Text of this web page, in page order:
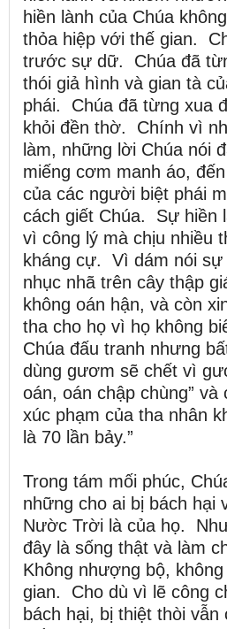
hiền lành của Chúa
thỏa hiệp với thế gian.
trước sự dữ. Chúa đã
thói giả hình và gian tà
phái. Chúa đã từng xua
khỏi đền thờ. Chính vì
làm, những lời Chúa nói
miếng cơm manh áo,
của các người biệt phái
cách giết Chúa. Sự hiền
vì công lý mà chịu nhiều
kháng cự. Vì dám nói sự
nhục nhã trên cây thập
không oán hận, và còn
tha cho họ vì họ không
Chúa đấu tranh nhưng
dùng gươm sẽ chết vì
oán, oán chập chùng”
xúc phạm của tha nhân
là 70 lần bảy.”
Trong tám mối phúc,
những cho ai bị bách hại
Nườc Trời là của họ.
đây là sống thật và làm
Không nhượng bộ,
gian. Cho dù vì lẽ công
bách hại, bị thiệt thòi vẫn